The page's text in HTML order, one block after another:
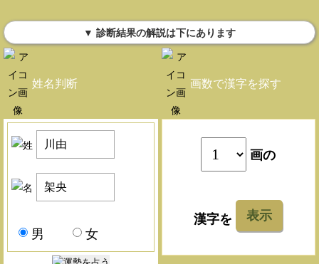
▼ 診断結果の解説は下にあります
姓名判断
男 女
画数で漢字を探す
画の
漢字を 表示